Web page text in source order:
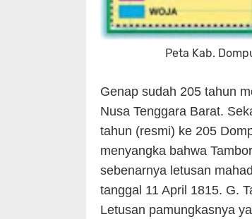
Peta Kab.
Genap sudah 205 tahun
Nusa Tenggara Barat.
tahun (resmi) ke 205
menyangka bahwa
sebenarnya letusan
tanggal 11 April 1815. G.
Letusan pamungkasnya